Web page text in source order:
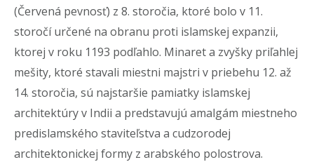
(Červená pevnosť) z 8. storočia, ktoré bolo v 11.
storočí určené na obranu proti islamskej expanzii,
ktorej v roku 1193 podľahlo. Minaret a zvyšky priľahlej
mešity, ktoré stavali miestni majstri v priebehu 12. až
14. storočia, sú najstaršie pamiatky islamskej
architektúry v Indii a predstavujú amalgám miestneho
predislamského staviteľstva a cudzorodej
architektonickej formy z arabského polostrova.